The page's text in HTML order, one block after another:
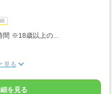
※18歳以上の...
見る
を見る